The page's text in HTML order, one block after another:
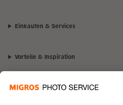
Einkaufen & Services
Vorteile & Inspiration
Kontakt & Hilfe